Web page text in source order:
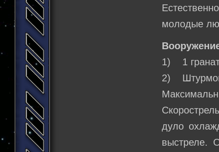
молодые
1) 1
2)
дуло
выстреле.